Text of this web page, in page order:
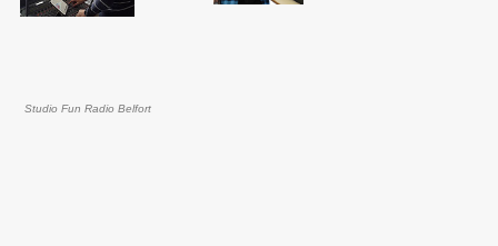
Studio Fun Radio Belfort